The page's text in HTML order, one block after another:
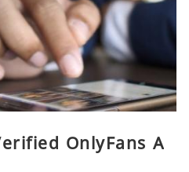
OnlyFans A